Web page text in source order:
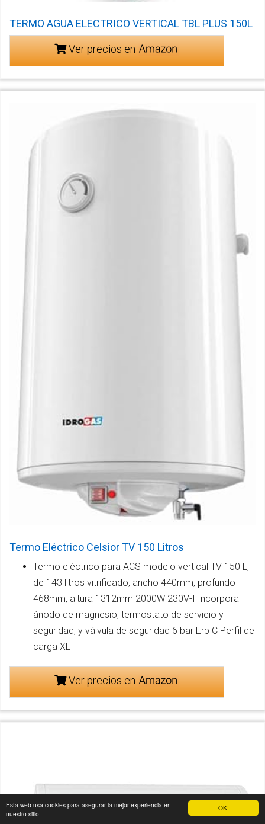
OK!
Esta web usa cookies para asegurar la mejor experiencia en
nuestro sitio.
TERMO AGUA ELECTRICO VERTICAL TBL PLUS 150L
Ver precios en
Termo Eléctrico Celsior TV 150 Litros
Termo eléctrico para ACS modelo vertical TV 150 L,
de 143 litros vitrificado, ancho 440mm, profundo
468mm, altura 1312mm 2000W 230V-I Incorpora
ánodo de magnesio, termostato de servicio y
seguridad, y válvula de seguridad 6 bar Erp C Perfil de
carga XL
Ver precios en